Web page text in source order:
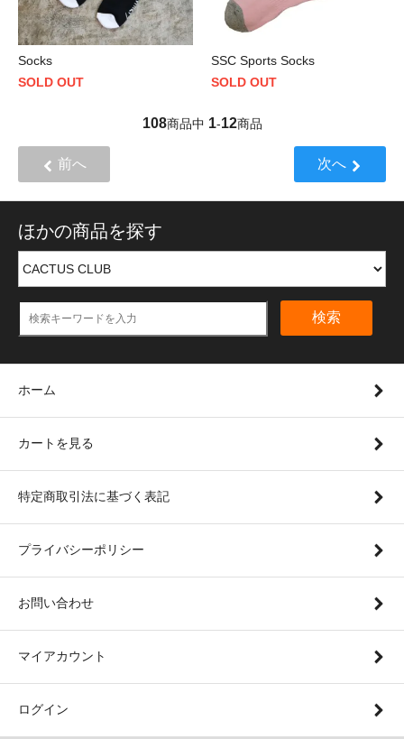
Socks
SOLD OUT
SSC Sports Socks
SOLD OUT
108商品中 1-12商品
前へ 次へ
ほかの商品を探す
検索
ホーム
カートを見る
特定商取引法に基づく表記
プライバシーポリシー
お問い合わせ
マイアカウント
ログイン